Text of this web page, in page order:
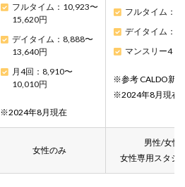
フルタイム：10,923〜
15,620円
デイタイム：8,888〜
13,640円
月4回：8,910〜
10,010円
※2024年8月現在
フルタイム：
デイタイム：
マンスリー4：
※参考 CALDO新
※2024年8月現在
女性のみ
男性/女性
女性専用スタジ